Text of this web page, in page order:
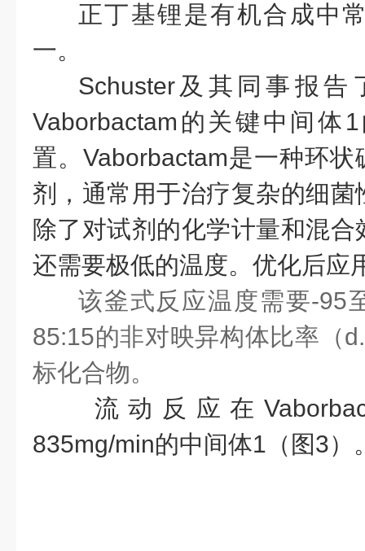
正丁基锂是有机合成中
一。
Schuster及其同事报
Vaborbactam的关键中间体
置。Vaborbactam是一种环
剂，通常用于治疗复杂的细
除了对试剂的化学计量和混
还需要极低的温度。优化后应
该釜式反应温度需要-95
85:15的非对映异构体比率（
标化合物。
流动反应在
835mg/min的中间体1（图3）